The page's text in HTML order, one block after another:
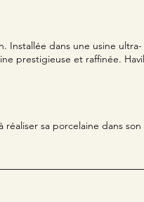
Installée dans une usine
prestigieuse et raffinée.
sa porcelaine dans